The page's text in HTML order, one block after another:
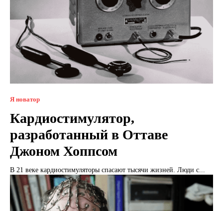
Я новатор
Кардиостимулятор,
разработанный в Оттаве
Джоном Хоппсом
В 21 веке кардиостимуляторы спасают тысячи жизней. Люди с...